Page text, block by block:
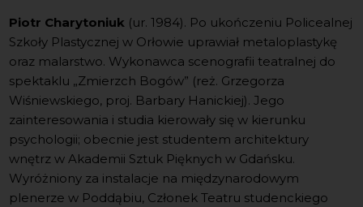
Piotr Charytoniuk (ur. 1984). Po ukończeniu Policealnej
Szkoły Plastycznej w Orłowie uprawiał metaloplastykę
oraz malarstwo. Wykonawca scenografii teatralnej do
spektaklu „Zmierzch Bogów” (reż. Grzegorza
Wiśniewskiego, proj. Barbary Hanickiej). Jego
zainteresowania i studia kierowały się w kierunku
psychologii; obecnie jest studentem architektury
wnętrz w Akademii Sztuk Pięknych w Gdańsku.
Wyróżniony za instalacje na międzynarodowym
plenerze w Poddąbiu, Członek Teatru studenckiego